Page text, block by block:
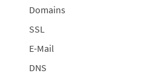
Domains
SSL
E-Mail
DNS